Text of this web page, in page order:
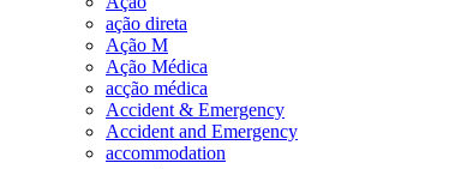
ação direta
Ação M
Ação Médica
acção médica
Accident & Emergency
Accident and Emergency
accommodation